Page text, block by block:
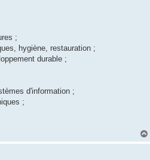
;
hygiène, restauration ;
durable ;
d'information ;
;